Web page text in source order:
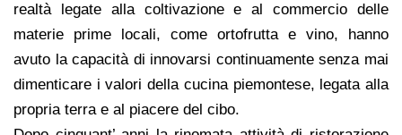
realtà legate alla coltivazione e al commercio delle
materie prime locali, come ortofrutta e vino, hanno
avuto la capacità di innovarsi continuamente senza mai
dimenticare i valori della cucina piemontese, legata alla
propria terra e al piacere del cibo.